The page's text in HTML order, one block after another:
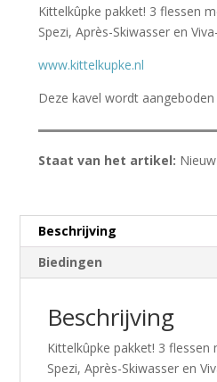
Kittelkûpke pakket! 3 flessen
Spezi, Après-Skiwasser en
www.kittelkupke.nl
Deze kavel wordt
Staat van het artikel: Nieuw
Beschrijving
Biedingen
Beschrijving
Kittelkûpke pakket! 3 flessen
Spezi, Après-Skiwasser en